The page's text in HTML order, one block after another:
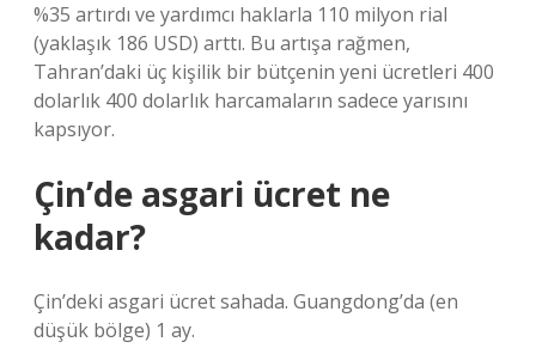
%35 artırdı ve yardımcı haklarla 110 milyon rial
(yaklaşık 186 USD) arttı. Bu artışa rağmen,
Tahran’daki üç kişilik bir bütçenin yeni ücretleri 400
dolarlık 400 dolarlık harcamaların sadece yarısını
kapsıyor.
Çin’de asgari ücret ne
kadar?
Çin’deki asgari ücret sahada. Guangdong’da (en
düşük bölge) 1 ay.